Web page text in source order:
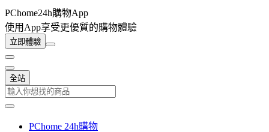
PChome24h購物App
使用App享受更優質的購物體驗
立即體驗
全站
PChome 24h購物